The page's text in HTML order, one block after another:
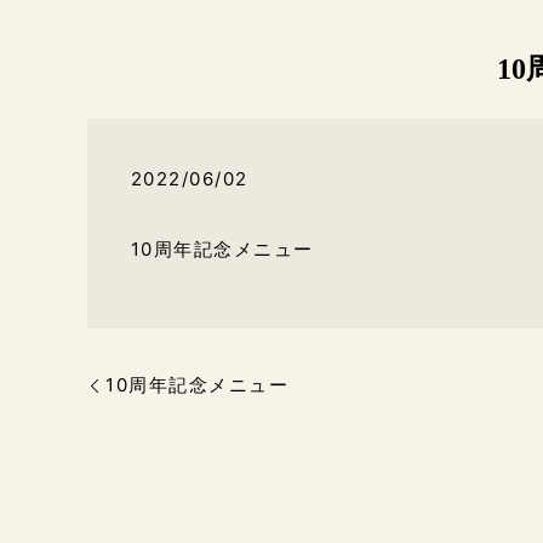
10
2022/06/02
10周年記念メニュー
10周年記念メニュー